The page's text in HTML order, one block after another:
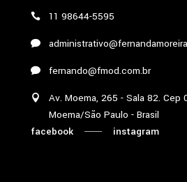
11 98644-5595
fernando@fmod.com.br
Av. Moema, 265 - Sala 82. Cep
Moema/São Paulo - Brasil
facebook
instagram